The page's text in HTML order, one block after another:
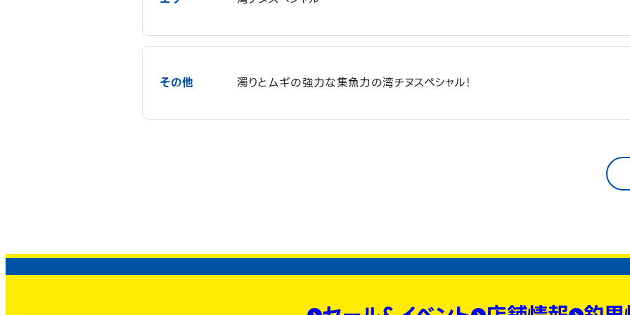
その他 濁りとムギの強力な集魚力の湾チヌスペシャル！